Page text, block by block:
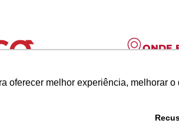
oferecer melhor experiência, melhorar
ONDE
14º
+55